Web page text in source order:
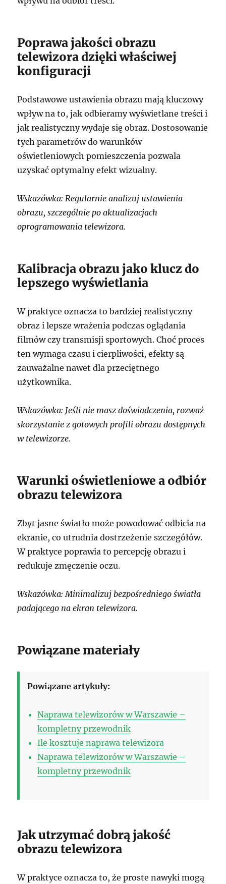
Poprawa jakości obrazu
telewizora dzięki właściwej
konfiguracji
Podstawowe ustawienia obrazu mają kluczowy
wpływ na to, jak odbieramy wyświetlane treści i
jak realistyczny wydaje się obraz. Dostosowanie
tych parametrów do warunków
oświetleniowych pomieszczenia pozwala
uzyskać optymalny efekt wizualny.
Wskazówka: Regularnie analizuj ustawienia
obrazu, szczególnie po aktualizacjach
oprogramowania telewizora.
Kalibracja obrazu jako klucz do
lepszego wyświetlania
W praktyce oznacza to bardziej realistyczny
obraz i lepsze wrażenia podczas oglądania
filmów czy transmisji sportowych. Choć proces
ten wymaga czasu i cierpliwości, efekty są
zauważalne nawet dla przeciętnego
użytkownika.
Wskazówka: Jeśli nie masz doświadczenia, rozważ
skorzystanie z gotowych profili obrazu dostępnych
w telewizorze.
Warunki oświetleniowe a odbiór
obrazu telewizora
Zbyt jasne światło może powodować odbicia na
ekranie, co utrudnia dostrzeżenie szczegółów.
W praktyce poprawia to percepcję obrazu i
redukuje zmęczenie oczu.
Wskazówka: Minimalizuj bezpośredniego światła
padającego na ekran telewizora.
Powiązane materiały
Powiązane artykuły:
Naprawa telewizorów w Warszawie –
kompletny przewodnik
Ile kosztuje naprawa telewizora
Naprawa telewizorów w Warszawie –
kompletny przewodnik
Jak utrzymać dobrą jakość
obrazu telewizora
W praktyce oznacza to, że proste nawyki mogą